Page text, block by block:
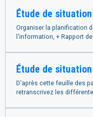
Étude de
Organiser la planification
l'information, + Rapport
Étude de situation
D'après cette feuille des
retranscrivez les